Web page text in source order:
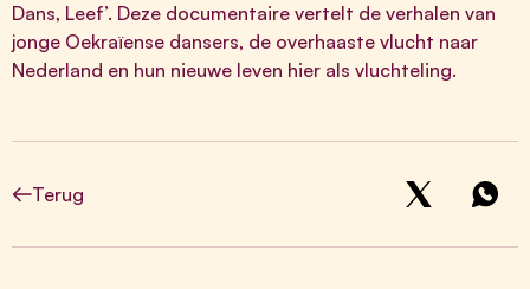
Dans, Leef’. Deze documentaire vertelt de verhalen van
jonge Oekraïense dansers, de overhaaste vlucht naar
Nederland en hun nieuwe leven hier als vluchteling.
Terug